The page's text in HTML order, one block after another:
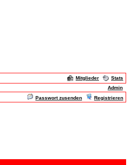
Mitglieder
Stats
Admin
Passwort zusenden Registrieren